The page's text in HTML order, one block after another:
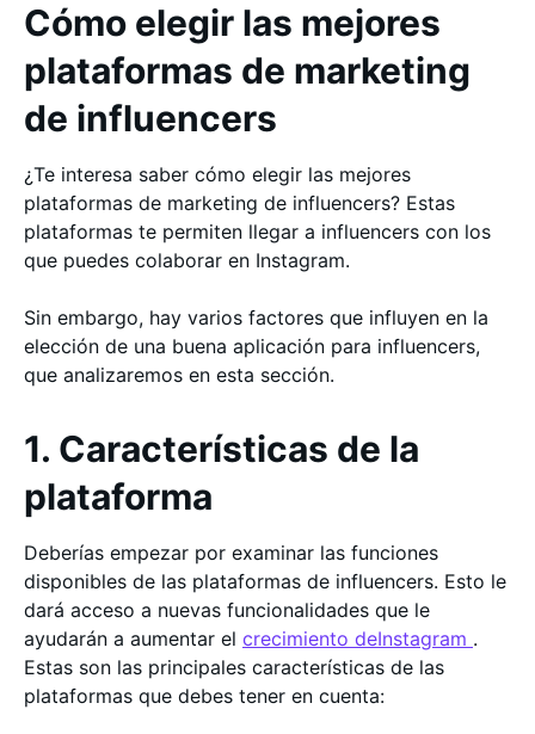
Cómo elegir las mejores
plataformas de marketing
de influencers
¿Te interesa saber cómo elegir las mejores
plataformas de marketing de influencers? Estas
plataformas te permiten llegar a influencers con los
que puedes colaborar en Instagram.
Sin embargo, hay varios factores que influyen en la
elección de una buena aplicación para influencers,
que analizaremos en esta sección.
1. Características de la
plataforma
Deberías empezar por examinar las funciones
disponibles de las plataformas de influencers. Esto le
dará acceso a nuevas funcionalidades que le
ayudarán a aumentar el crecimiento deInstagram .
Estas son las principales características de las
plataformas que debes tener en cuenta: